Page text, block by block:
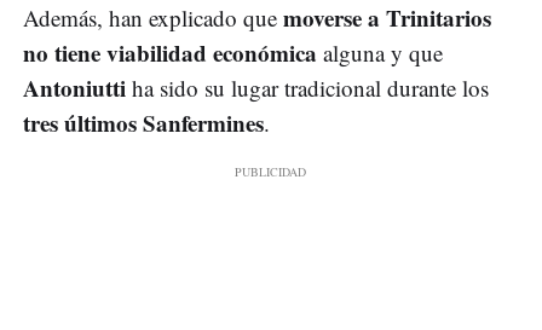
Además, han explicado que moverse a Trinitarios
no tiene viabilidad económica alguna y que
Antoniutti ha sido su lugar tradicional durante los
tres últimos Sanfermines.